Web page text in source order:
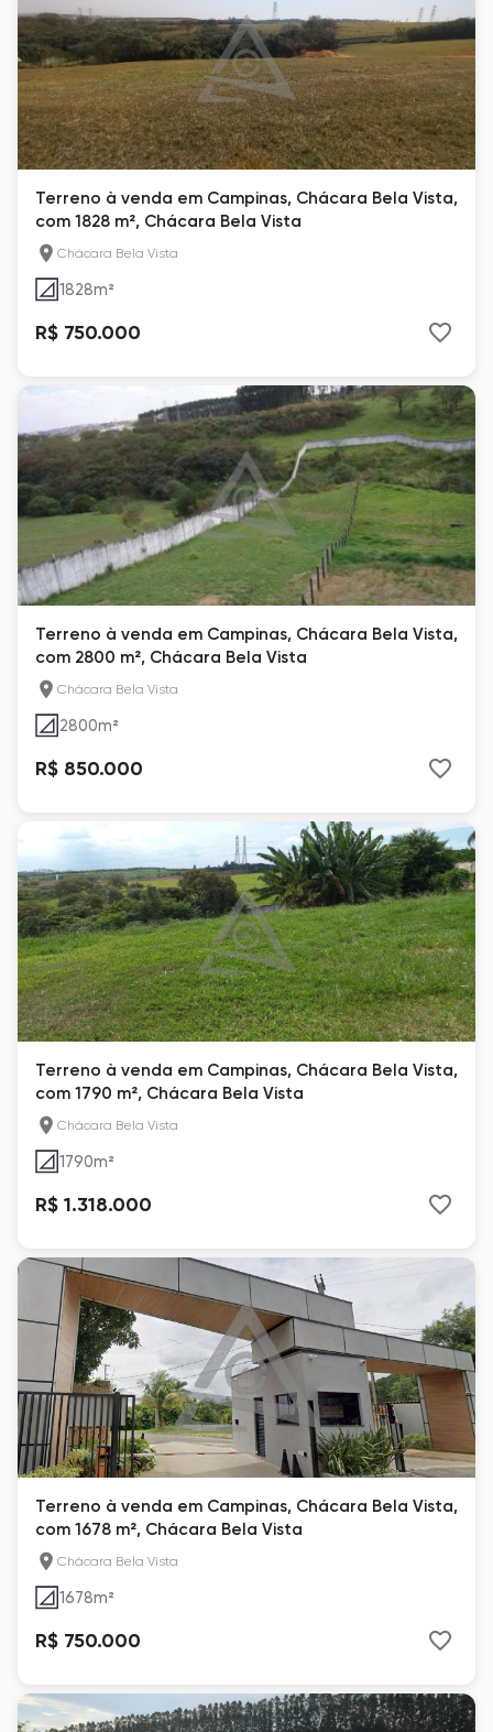
Terreno à venda em Campinas, Chácara Bela Vista,
com 1828 m², Chácara Bela Vista
Chácara Bela Vista
1828m²
R$ 750.000
Terreno à venda em Campinas, Chácara Bela Vista,
com 2800 m², Chácara Bela Vista
Chácara Bela Vista
2800m²
R$ 850.000
Terreno à venda em Campinas, Chácara Bela Vista,
com 1790 m², Chácara Bela Vista
Chácara Bela Vista
1790m²
R$ 1.318.000
Terreno à venda em Campinas, Chácara Bela Vista,
com 1678 m², Chácara Bela Vista
Chácara Bela Vista
1678m²
R$ 750.000